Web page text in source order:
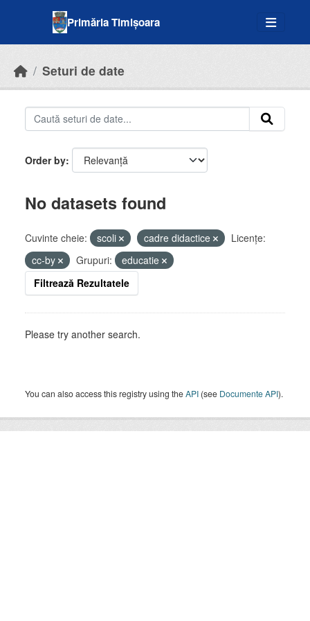
Primăria Timișoara
Seturi de date
Order by
No datasets found
Cuvinte cheie: scoli cadre didactice
Licenţe:
cc-by
Grupuri:
educatie
Filtrează Rezultatele
Please try another search.
You can also access this registry using theAPI (see Documente API).